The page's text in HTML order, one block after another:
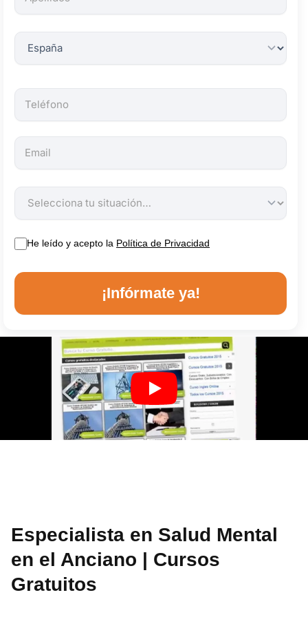
obligatorios.
He leído y acepto la Política de Privacidad
¡Infórmate ya!
Especialista en Salud Mental
en el Anciano | Cursos
Gratuitos